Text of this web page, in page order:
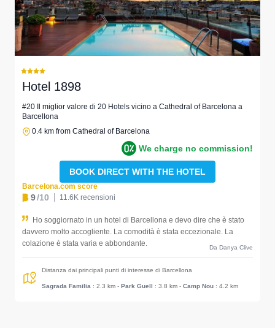
Hotel 1898
#20 Il miglior valore di 20 Hotels vicino a Cathedral of Barcelona a
Barcellona
0.4 km from Cathedral of Barcelona
We charge no commission!
BOOK DIRECT WITH THE HOTEL
Barcelona.com score
9/10 11.6K recensioni
Ho soggiornato in un hotel di Barcellona e devo dire che è stato
davvero molto accogliente. La comodità è stata eccezionale. La
colazione è stata varia e abbondante.
Da Danya Clive
Distanza dai principali punti di interesse di Barcellona
Sagrada Familia : 2.3 km - Park Guell : 3.8 km - Camp Nou : 4.2 km